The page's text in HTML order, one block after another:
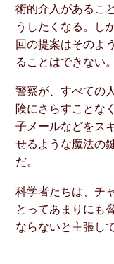
術的介入があるこ
うしたくなる。し
回の提案はそのよ
ることはできない
警察が、すべての
険にさらすことな
子メールなどをス
せるような魔法の
だ。
科学者たちは、チ
とってあまりにも
ならないと主張し